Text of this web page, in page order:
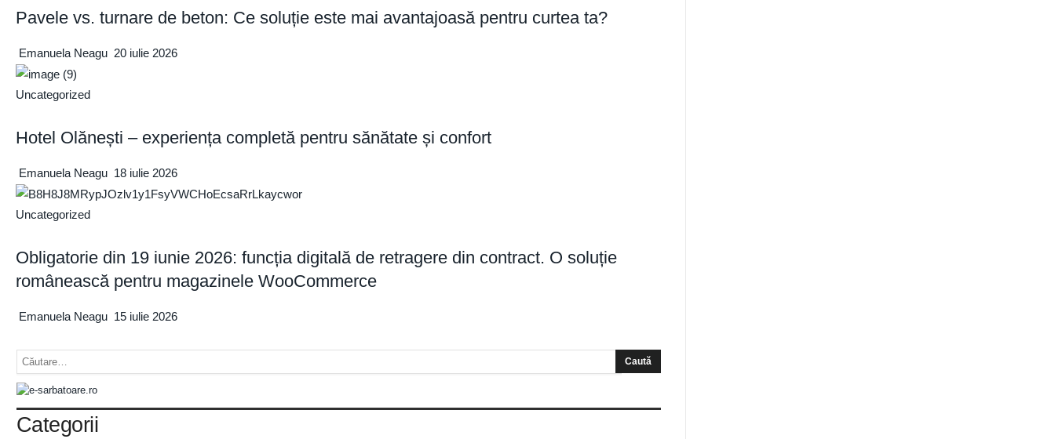
Pavele vs. turnare de beton: Ce soluție este mai avantajoasă pentru curtea ta?
Emanuela Neagu 20 iulie 2026
Uncategorized
Hotel Olănești – experiența completă pentru sănătate și confort
Emanuela Neagu 18 iulie 2026
Uncategorized
Obligatorie din 19 iunie 2026: funcția digitală de retragere din contract. O soluție
românească pentru magazinele WooCommerce
Emanuela Neagu 15 iulie 2026
Categorii